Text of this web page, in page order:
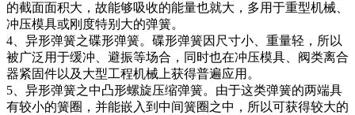
的截面面积大，故能够吸收的能量也就大，多用于重型机械、
冲压模具或刚度特别大的弹簧。
4、异形弹簧之碟形弹簧。碟形弹簧因尺寸小、重量轻，所以
被广泛用于缓冲、避振等场合，同时也在冲压模具、阀类离合
器紧固件以及大型工程机械上获得普遍应用。
5、异形弹簧之中凸形螺旋压缩弹簧。由于这类弹簧的两端具
有较小的簧圈，并能嵌入到中间簧圈之中，所以可获得较大的